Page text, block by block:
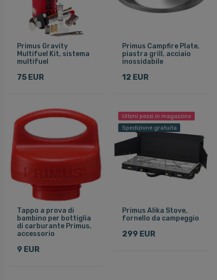
Primus Gravity
Multifuel Kit, sistema
multifuel
75 EUR
Primus Campfire Plate,
piastra grill, acciaio
inossidabile
12 EUR
Tappo a prova di
bambino per bottiglia
di carburante Primus,
accessorio
9 EUR
Ultimi pezzi in magazzino
Spedizione gratuita
Primus Alika Stove,
fornello da campeggio
299 EUR